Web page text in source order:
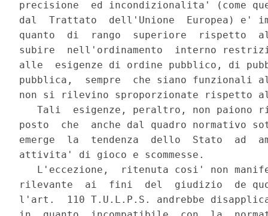
precisione  ed incondizionalita' (come
dal  Trattato  dell'Unione  Europea) e'
quanto  di  rango  superiore  rispetto
subire  nell'ordinamento  interno
alle  esigenze di ordine pubblico, di
pubblica,  sempre  che siano
non si rilevino sproporzionate rispetto
Tali  esigenze, peraltro, non paiono
posto  che  anche dal quadro normativo
emerge  la  tendenza  dello  Stato  ad
attivita' di gioco e scommesse.
L'eccezione,  ritenuta cosi' non
rilevante  ai  fini  del  giudizio  de
l'art.  110 T.U.L.P.S. andrebbe